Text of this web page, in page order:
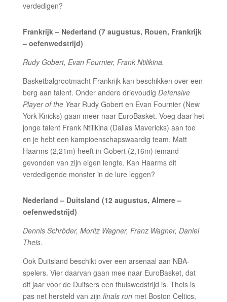
verdedigen?
Frankrijk – Nederland (7 augustus, Rouen, Frankrijk
– oefenwedstrijd)
Rudy Gobert, Evan Fournier, Frank Ntilikina.
Basketbalgrootmacht Frankrijk kan beschikken over een
berg aan talent. Onder andere drievoudig Defensive
Player of the YearRudy Gobert en Evan Fournier (New
York Knicks) gaan meer naar EuroBasket. Voeg daar het
jonge talent Frank Ntilikina (Dallas Mavericks) aan toe
en je hebt een kampioenschapswaardig team. Matt
Haarms (2,21m) heeft in Gobert (2,16m) iemand
gevonden van zijn eigen lengte. Kan Haarms dit
verdedigende monster in de lure leggen?
Nederland – Duitsland (12 augustus, Almere –
oefenwedstrijd)
Dennis Schröder, Moritz Wagner, Franz Wagner, Daniel
Theis.
Ook Duitsland beschikt over een arsenaal aan NBA-
spelers. Vier daarvan gaan mee naar EuroBasket, dat
dit jaar voor de Duitsers een thuiswedstrijd is. Theis is
pas net hersteld van zijn finals runmet Boston Celtics,